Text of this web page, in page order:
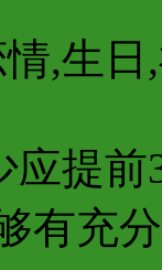
,生日
应提
有充